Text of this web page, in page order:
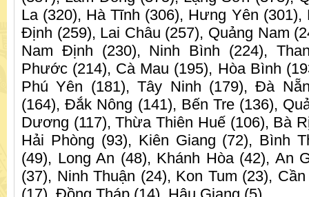
La (320), Hà Tĩnh (306), Hưng Yên (301),
Định (259), Lai Châu (257), Quảng Nam
Nam Định (230), Ninh Bình (224),
Phước (214), Cà Mau (195), Hòa Bình
Phú Yên (181), Tây Ninh (179), Đà
(164), Đắk Nông (141), Bến Tre (136),
Dương (117), Thừa Thiên Huế (106), Bà
Hải Phòng (93), Kiên Giang (72), Bình
(49), Long An (48), Khánh Hòa (42), An
(37), Ninh Thuận (24), Kon Tum (23),